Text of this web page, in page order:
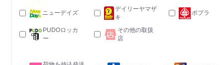
ニューデイズ
デイリーヤマザ
キ
ポプラ
PUDOロッカ
ー
その他の取扱
店